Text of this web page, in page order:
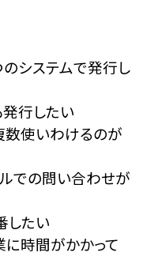
システムで発行し
行したい
数使いわけるのが
での問い合わせが
したい
時間がかかって